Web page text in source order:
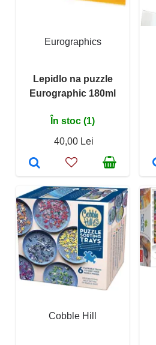
Eurographics
Lepidlo na puzzle
Eurographic 180ml
În stoc (1)
40,00 Lei
Cobble Hill